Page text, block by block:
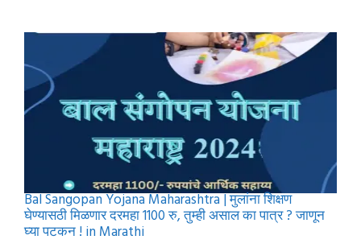
Bal Sangopan Yojana Maharashtra | मुलांना शिक्षण
घेण्यासठी मिळणार दरमहा 1100 रु, तुम्ही असाल का पात्र ? जाणून
घ्या पटकन ! in Marathi